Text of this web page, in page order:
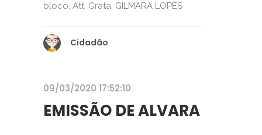
bloco. Att. Grata. GILMARA LOPES
Cidadão
09/03/2020 17:52:10
EMISSÃO DE ALVARA